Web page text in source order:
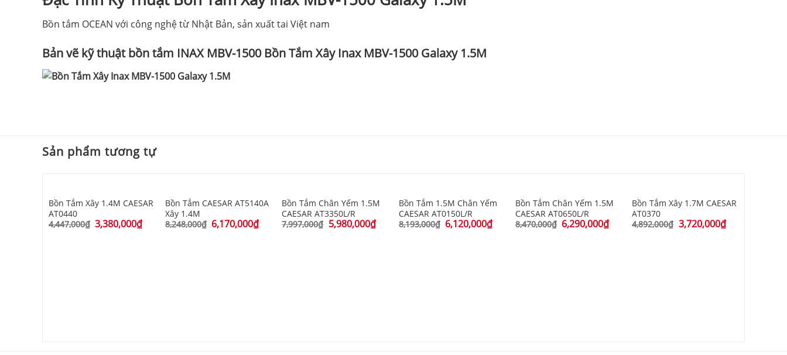
Bồn tắm OCEAN với công nghệ từ Nhật Bản, sản xuất tai Việt nam
Bản vẽ kỹ thuật bồn tắm INAX MBV-1500 Bồn Tắm Xây Inax MBV-1500 Galaxy 1.5M
Sản phẩm tương tự
Bồn Tắm Xây 1.4M CAESAR
AT0440
4,447,000₫ 3,380,000₫
Bồn Tắm CAESAR AT5140A
Xây 1.4M
8,248,000₫ 6,170,000₫
Bồn Tắm Chân Yếm 1.5M
CAESAR AT3350L/R
7,997,000₫ 5,980,000₫
Bồn Tắm 1.5M Chân Yếm
CAESAR AT0150L/R
8,193,000₫ 6,120,000₫
Bồn Tắm Chân Yếm 1.5M
CAESAR AT0650L/R
8,470,000₫ 6,290,000₫
Bồn Tắm Xây 1.7M CAESAR
AT0370
4,892,000₫ 3,720,000₫